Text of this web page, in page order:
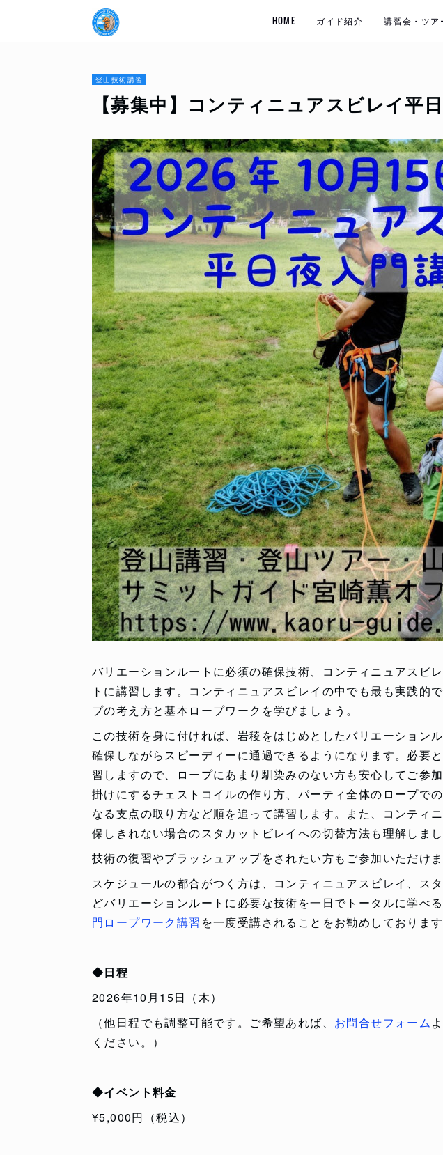
HOME ガイド紹介 講習会・ツア
登山技術講習
【募集中】コンティニュアスビレイ平
バリエーションルートに必須の確保技術、コンティニュアスビ
トに講習します。コンティニュアスビレイの中でも最も実践的
プの考え方と基本ロープワークを学びましょう。
この技術を身に付ければ、岩稜をはじめとしたバリエーション
確保しながらスピーディーに通過できるようになります。必要
習しますので、ロープにあまり馴染みのない方も安心してご参
掛けにするチェストコイルの作り方、パーティ全体のロープで
なる支点の取り方など順を追って講習します。また、コンティ
保しきれない場合のスタカットビレイへの切替方法も理解しまし
技術の復習やブラッシュアップをされたい方もご参加いただけま
スケジュールの都合がつく方は、コンティニュアスビレイ、ス
どバリエーションルートに必要な技術を一日でトータルに学べる
門ロープワーク講習 を一度受講されることをお勧めしております
◆日程
2026年10月15日（木）
（他日程でも調整可能です。ご希望あれば、 お問合せフォーム
ください。）
◆イベント料金
¥5,000円（税込）